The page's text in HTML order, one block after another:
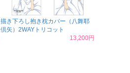
描き下ろし抱き枕カバー（八舞耶
倶矢）2WAYトリコット
13,200円